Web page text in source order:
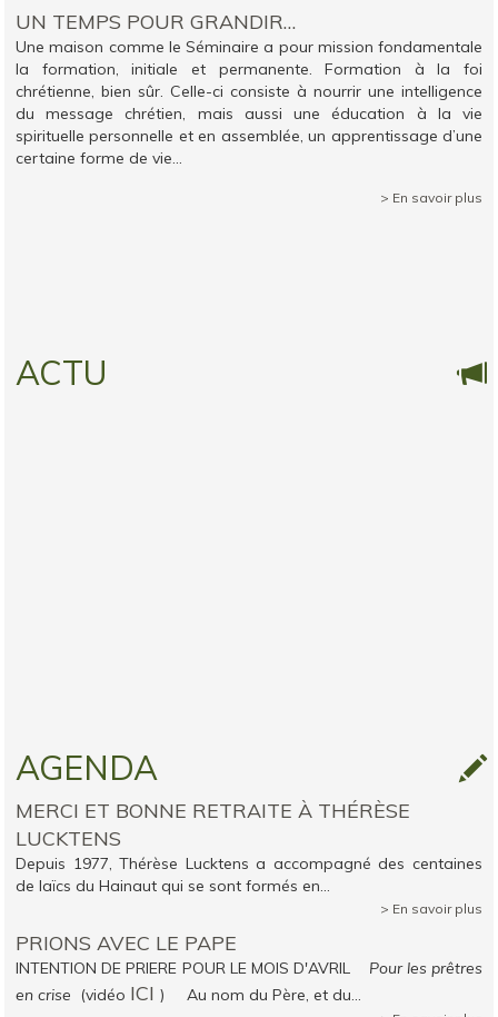
UN TEMPS POUR GRANDIR…
Une maison comme le Séminaire a pour mission fondamentale
la formation, initiale et permanente. Formation à la foi
chrétienne, bien sûr. Celle-ci consiste à nourrir une intelligence
du message chrétien, mais aussi une éducation à la vie
spirituelle personnelle et en assemblée, un apprentissage d’une
certaine forme de vie...
> En savoir plus
ACTU
AGENDA
MERCI ET BONNE RETRAITE À THÉRÈSE
LUCKTENS
Depuis 1977, Thérèse Lucktens a accompagné des centaines
de laïcs du Hainaut qui se sont formés en...
> En savoir plus
PRIONS AVEC LE PAPE
INTENTION DE PRIERE POUR LE MOIS D'AVRIL Pour les prêtres
en crise (vidéo ICI ) Au nom du Père, et du...